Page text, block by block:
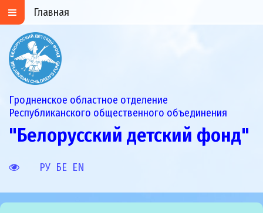
Гродненское областное отделение
Республиканского общественного объединения
"Белорусский детский фонд"
РУ БЕ EN
Главная